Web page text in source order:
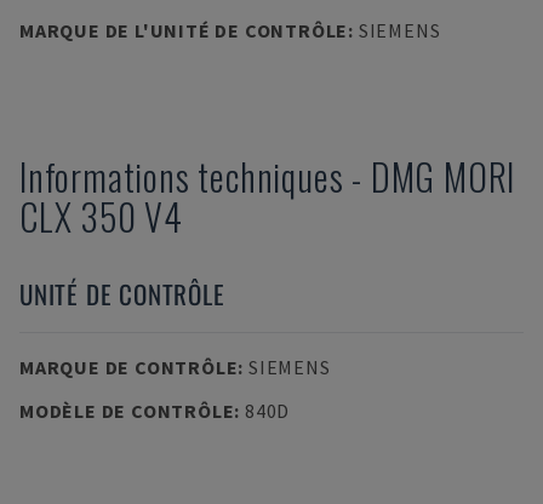
MARQUE DE L'UNITÉ DE CONTRÔLE: SIEMENS
Informations techniques - DMG MORI
CLX 350 V4
UNITÉ DE CONTRÔLE
MARQUE DE CONTRÔLE: SIEMENS
MODÈLE DE CONTRÔLE: 840D